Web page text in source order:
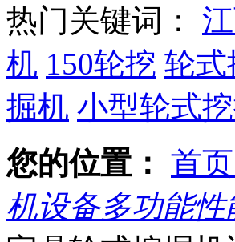
热门关键词：
机 150轮挖 轮式
掘机 小型轮式
您的位置： 首页
机设备多功能